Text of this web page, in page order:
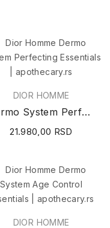
DIOR HOMME
Dermo System Perfecting Essentials
21.980,00 RSD
DIOR HOMME